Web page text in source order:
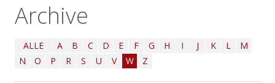
Archive
ALLE A B C D E F G H I J K L
M
N
O P R S U V W Z